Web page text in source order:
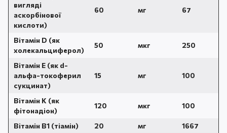
вигляді
аскорбінової
кислоти)
60 мг 67
Вітамін D (як
холекальциферол)
50 мкг 250
Вітамін Е (як d-
альфа-токоферил
сукцинат)
15 мг 100
Вітамін К (як
фітонадіон)
120 мкг 100
Вітамін В1 (тіамін) 20 мг
1667